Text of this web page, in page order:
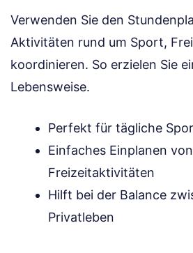
Verwenden Sie den
Aktivitäten rund um Sport,
koordinieren. So erzielen Sie
Lebensweise.
Perfekt für tägliche
Einfaches Einplanen von
Freizeitaktivitäten
Hilft bei der Balance
Privatleben